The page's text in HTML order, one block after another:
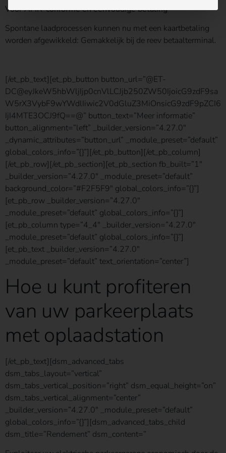
Voor AFIR-conforme en eenvoudige betaling
Spontane laadprocessen kunnen nu met een kaartbetaling
worden afgewikkeld: Gemakkelijk bij de reev betaalterminal.
[/et_pb_text][et_pb_button button_url=”@ET-
DC@eyJkeW5hbWljIjp0cnVlLCJjb250ZW50IjoicG9zdF9sa
W5rX3VybF9wYWdlIiwic2V0dGluZ3MiOnsicG9zdF9pZCI6
IjI4MTE3OCJ9fQ==@” button_text=”Meer informatie”
button_alignment=”left” _builder_version=”4.27.0″
_dynamic_attributes=”button_url” _module_preset=”default”
global_colors_info=”{}”][/et_pb_button][/et_pb_column]
[/et_pb_row][/et_pb_section][et_pb_section fb_built=”1″
_builder_version=”4.27.0″ _module_preset=”default”
background_color=”#F2F5F9″ global_colors_info=”{}”]
[et_pb_row _builder_version=”4.27.0″
_module_preset=”default” global_colors_info=”{}”]
[et_pb_column type=”4_4″ _builder_version=”4.27.0″
_module_preset=”default” global_colors_info=”{}”]
[et_pb_text _builder_version=”4.27.0″
_module_preset=”default” text_orientation=”center”]
Hoe u kunt profiteren
van uw parkeerplaats
met oplaadstation
[/et_pb_text][dsm_advanced_tabs
dsm_tabs_layout=”vertical”
dsm_tabs_vertical_position=”right” dsm_equal_height=”on”
dsm_tabs_vertical_alignment=”center”
_builder_version=”4.27.0″ _module_preset=”default”
global_colors_info=”{}”][dsm_advanced_tabs_child
dsm_title=”Rendement” dsm_content=”